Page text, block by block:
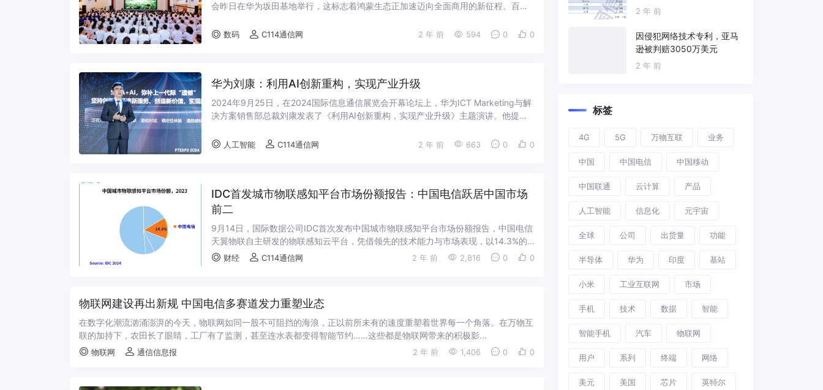
会昨日在华为坂田基地举行，这标志着鸿蒙生态正加速迈向全面商用的新征程。百
数码 C114通信网 2 年 前 594 0 0
华为刘康：利用AI创新重构，实现产业升级
2024年9月25日，在2024国际信息通信展览会开幕论坛上，华为ICT Marketing与解
决方案销售部总裁刘康发表了《利用AI创新重构，实现产业升级》主题演讲。他提
人工智能 C114通信网 2 年 前 663 0 0
IDC首发城市物联感知平台市场份额报告：中国电信跃居中国市场
前二
9月14日，国际数据公司IDC首次发布中国城市物联感知平台市场份额报告，中国电信
天翼物联自主研发的物联感知云平台，凭借领先的技术能力与市场表现，以14.3%的
市场份额跃居中国市场前二。这也是中国电信物...
财经 C114通信网 2 年 前 2,816 0 0
物联网建设再出新规 中国电信多赛道发力重塑业态
在数字化潮流汹涌澎湃的今天，物联网如同一股不可阻挡的海浪，正以前所未有的速度重塑着世界每一个角落。在万物互
联的加持下，农田长了眼睛，工厂有了监测，甚至连水表都变得智能节约……这些都是物联网带来的积极影...
物联网 通信信息报 2 年 前 1,406 0 0
继续死磕核心技术
2 年 前
因侵犯网络技术专利，亚马
逊被判赔3050万美元
2 年 前
标签
4G 5G 万物互联 业务
中国 中国电信 中国移动
中国联通 云计算 产品
人工智能 信息化 元宇宙
全球 公司 出货量 功能
半导体 华为 印度 基站
小米 工业互联网 市场
手机 技术 数据 智能
智能手机 汽车 物联网
用户 系列 终端 网络
美元 美国 芯片 英特尔